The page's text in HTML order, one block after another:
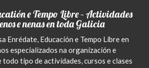
e Tempo Libre – Actividades
e nenas en toda Galicia
Enrédate, Educación e Tempo Libre en
especializados na organización e
todo tipo de actividades, cursos e clases